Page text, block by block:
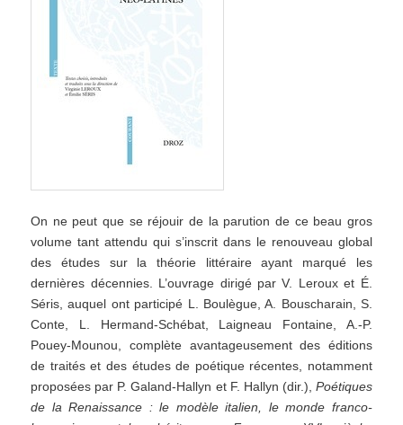
On ne peut que se réjouir de la parution de ce beau gros
volume tant attendu qui s’inscrit dans le renouveau global
des études sur la théorie littéraire ayant marqué les
dernières décennies. L’ouvrage dirigé par V. Leroux et É.
Séris, auquel ont participé L. Boulègue, A. Bouscharain, S.
Conte, L. Hermand-Schébat, Laigneau Fontaine, A.-P.
Pouey-Mounou, complète avantageusement des éditions
de traités et des études de poétique récentes, notamment
proposées par P. Galand-Hallyn et F. Hallyn (dir.), Poétiques
de la Renaissance : le modèle italien, le monde franco-